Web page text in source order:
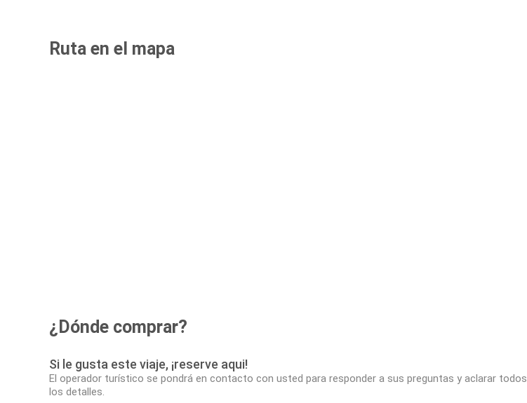
Ruta en el mapa
¿Dónde comprar?
Si le gusta este viaje, ¡reserve aqui!
El operador turístico se pondrá en contacto con usted para responder a sus preguntas y aclarar todos
los detalles.